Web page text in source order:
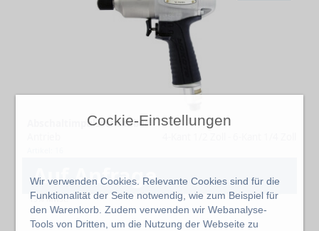
Cockie-Einstellungen
Wir verwenden Cookies. Relevante Cookies sind für die
Funktionalität der Seite notwendig, wie zum Beispiel für
den Warenkorb. Zudem verwenden wir Webanalyse-
Tools von Dritten, um die Nutzung der Webseite zu
Abschaltimpulsschrauber
Auf Anfrage
19% MwSt.